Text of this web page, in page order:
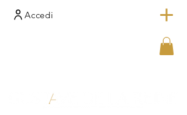
Accedi